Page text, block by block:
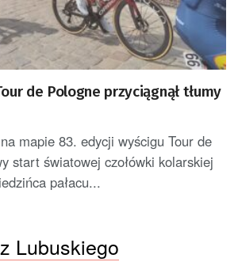
de Pologne przyciągnął tłumy
mapie 83. edycji wyścigu Tour de
start światowej czołówki kolarskiej
pałacu...
Lubuskiego